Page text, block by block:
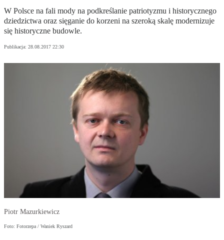
W Polsce na fali mody na podkreślanie patriotyzmu i historycznego
dziedzictwa oraz sięganie do korzeni na szeroką skalę modernizuje
się historyczne budowle.
Publikacja: 28.08.2017 22:30
Piotr Mazurkiewicz
Foto: Fotorzepa / Waniek Ryszard